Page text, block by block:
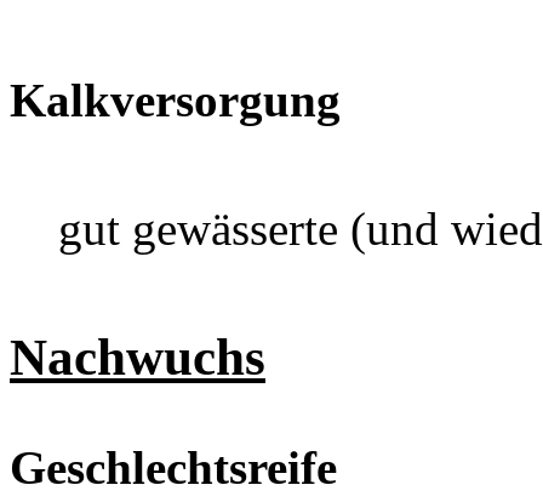
Kalkversorgung
gut gewässerte (und
Nachwuchs
Geschlechtsreife